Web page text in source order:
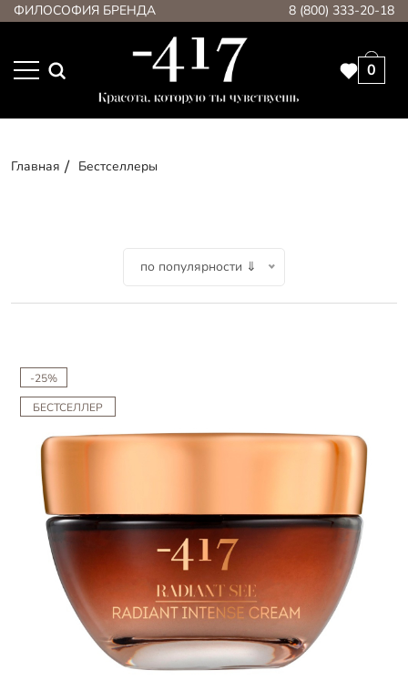
ФИЛОСОФИЯ БРЕНДА 8 (800) 333-20-18
0
Главная Бестселлеры
по популярности ⇓
-25%
БЕСТСЕЛЛЕР